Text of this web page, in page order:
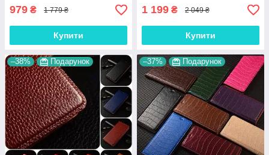
979 ₴ 1 779 ₴
Купити
1 199 ₴ 2 049 ₴
Купити
–38% Подарунок –37% Подарунок